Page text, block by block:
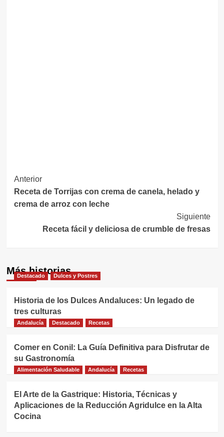
Navegación
de
Anterior
Receta de Torrijas con crema de canela, helado y
crema de arroz con leche
Siguiente
Receta fácil y deliciosa de crumble de fresas
Más historias
Destacado Dulces y Postres
Historia de los Dulces Andaluces: Un legado de
tres culturas
Andalucía Destacado Recetas
Comer en Conil: La Guía Definitiva para Disfrutar de
su Gastronomía
Alimentación Saludable Andalucía Recetas
El Arte de la Gastrique: Historia, Técnicas y
Aplicaciones de la Reducción Agridulce en la Alta
Cocina